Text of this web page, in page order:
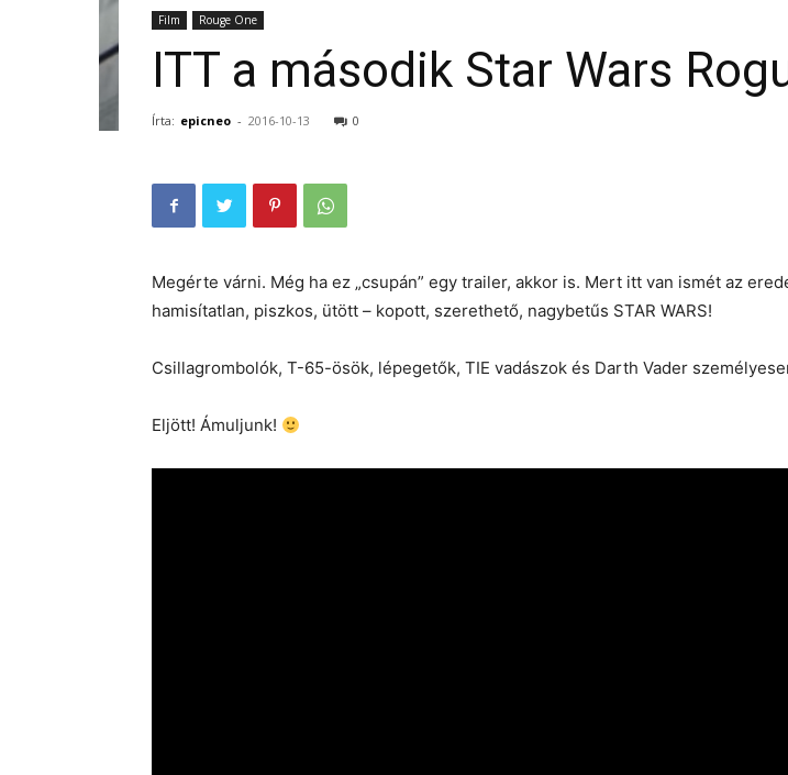
Film Rouge One
ITT a második Star Wars
Írta: epicneo - 2016-10-13 0
Megérte várni. Még ha ez „csupán” egy trailer, akkor is. Mert itt van ismét az
hamisítatlan, piszkos, ütött – kopott, szerethető, nagybetűs STAR WARS!
Csillagrombolók, T-65-ösök, lépegetők, TIE vadászok és Darth Vader
Eljött! Ámuljunk!